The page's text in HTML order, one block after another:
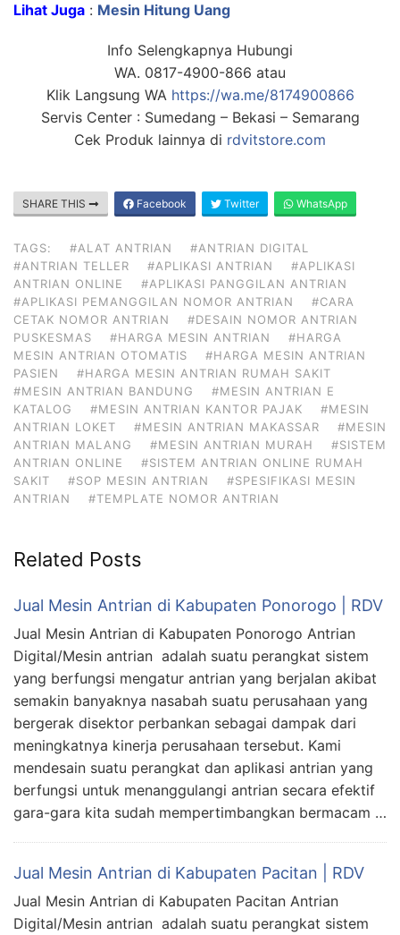
Lihat Juga : Mesin Hitung Uang
Info Selengkapnya Hubungi
WA. 0817-4900-866 atau
Klik Langsung WA https://wa.me/8174900866
Servis Center : Sumedang – Bekasi – Semarang
Cek Produk lainnya di rdvitstore.com
SHARE THIS Facebook Twitter WhatsApp
TAGS: #ALAT ANTRIAN
#ANTRIAN DIGITAL
#ANTRIAN TELLER
#APLIKASI ANTRIAN
#APLIKASI
ANTRIAN ONLINE
#APLIKASI PANGGILAN ANTRIAN
#APLIKASI PEMANGGILAN NOMOR ANTRIAN
#CARA
CETAK NOMOR ANTRIAN
#DESAIN NOMOR ANTRIAN
PUSKESMAS
#HARGA MESIN ANTRIAN
#HARGA
MESIN ANTRIAN OTOMATIS
#HARGA MESIN ANTRIAN
PASIEN
#HARGA MESIN ANTRIAN RUMAH SAKIT
#MESIN ANTRIAN BANDUNG
#MESIN ANTRIAN E
KATALOG
#MESIN ANTRIAN KANTOR PAJAK
#MESIN
ANTRIAN LOKET
#MESIN ANTRIAN MAKASSAR
#MESIN
ANTRIAN MALANG
#MESIN ANTRIAN MURAH
#SISTEM
ANTRIAN ONLINE
#SISTEM ANTRIAN ONLINE RUMAH
SAKIT
#SOP MESIN ANTRIAN
#SPESIFIKASI MESIN
ANTRIAN
#TEMPLATE NOMOR ANTRIAN
Related Posts
Jual Mesin Antrian di Kabupaten Ponorogo | RDV
Jual Mesin Antrian di Kabupaten Ponorogo Antrian
Digital/Mesin antrian adalah suatu perangkat sistem
yang berfungsi mengatur antrian yang berjalan akibat
semakin banyaknya nasabah suatu perusahaan yang
bergerak disektor perbankan sebagai dampak dari
meningkatnya kinerja perusahaan tersebut. Kami
mendesain suatu perangkat dan aplikasi antrian yang
berfungsi untuk menanggulangi antrian secara efektif
gara-gara kita sudah mempertimbangkan bermacam …
Jual Mesin Antrian di Kabupaten Pacitan | RDV
Jual Mesin Antrian di Kabupaten Pacitan Antrian
Digital/Mesin antrian adalah suatu perangkat sistem